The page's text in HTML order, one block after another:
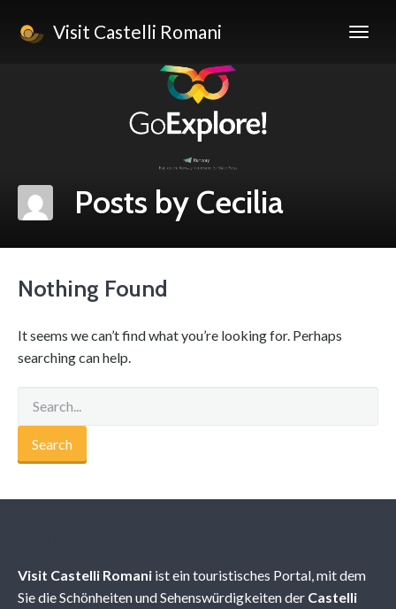
Visit Castelli Romani
Posts by Cecilia
Nothing Found
It seems we can’t find what you’re looking for. Perhaps
searching can help.
Visit Castelli Romani ist ein touristisches Portal, mit dem
Sie die Schönheiten und Sehenswürdigkeiten der Castelli